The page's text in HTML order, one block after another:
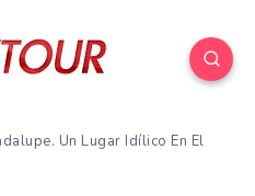
Un Lugar Idílico En El